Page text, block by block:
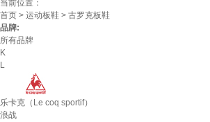
当前位置：
首页 > 运动板鞋 > 古罗克板鞋
品牌:
所有品牌
K
L
乐卡克（Le coq sportif）
浪战